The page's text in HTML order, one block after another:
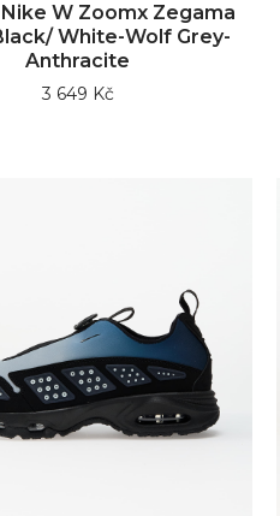
W Zoomx Zegama
White-Wolf Grey-
Anthracite
3 649 Kč